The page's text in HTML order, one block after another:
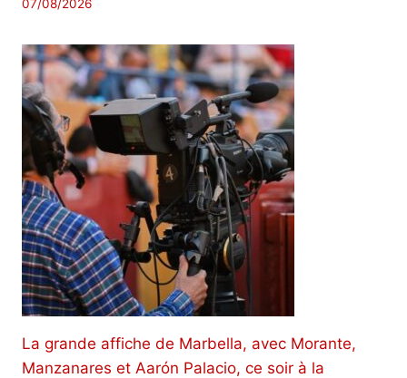
07/08/2026
La grande affiche de Marbella, avec Morante,
Manzanares et Aarón Palacio, ce soir à la